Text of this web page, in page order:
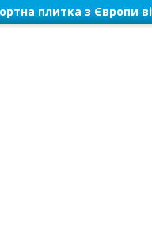
плитка з Європи